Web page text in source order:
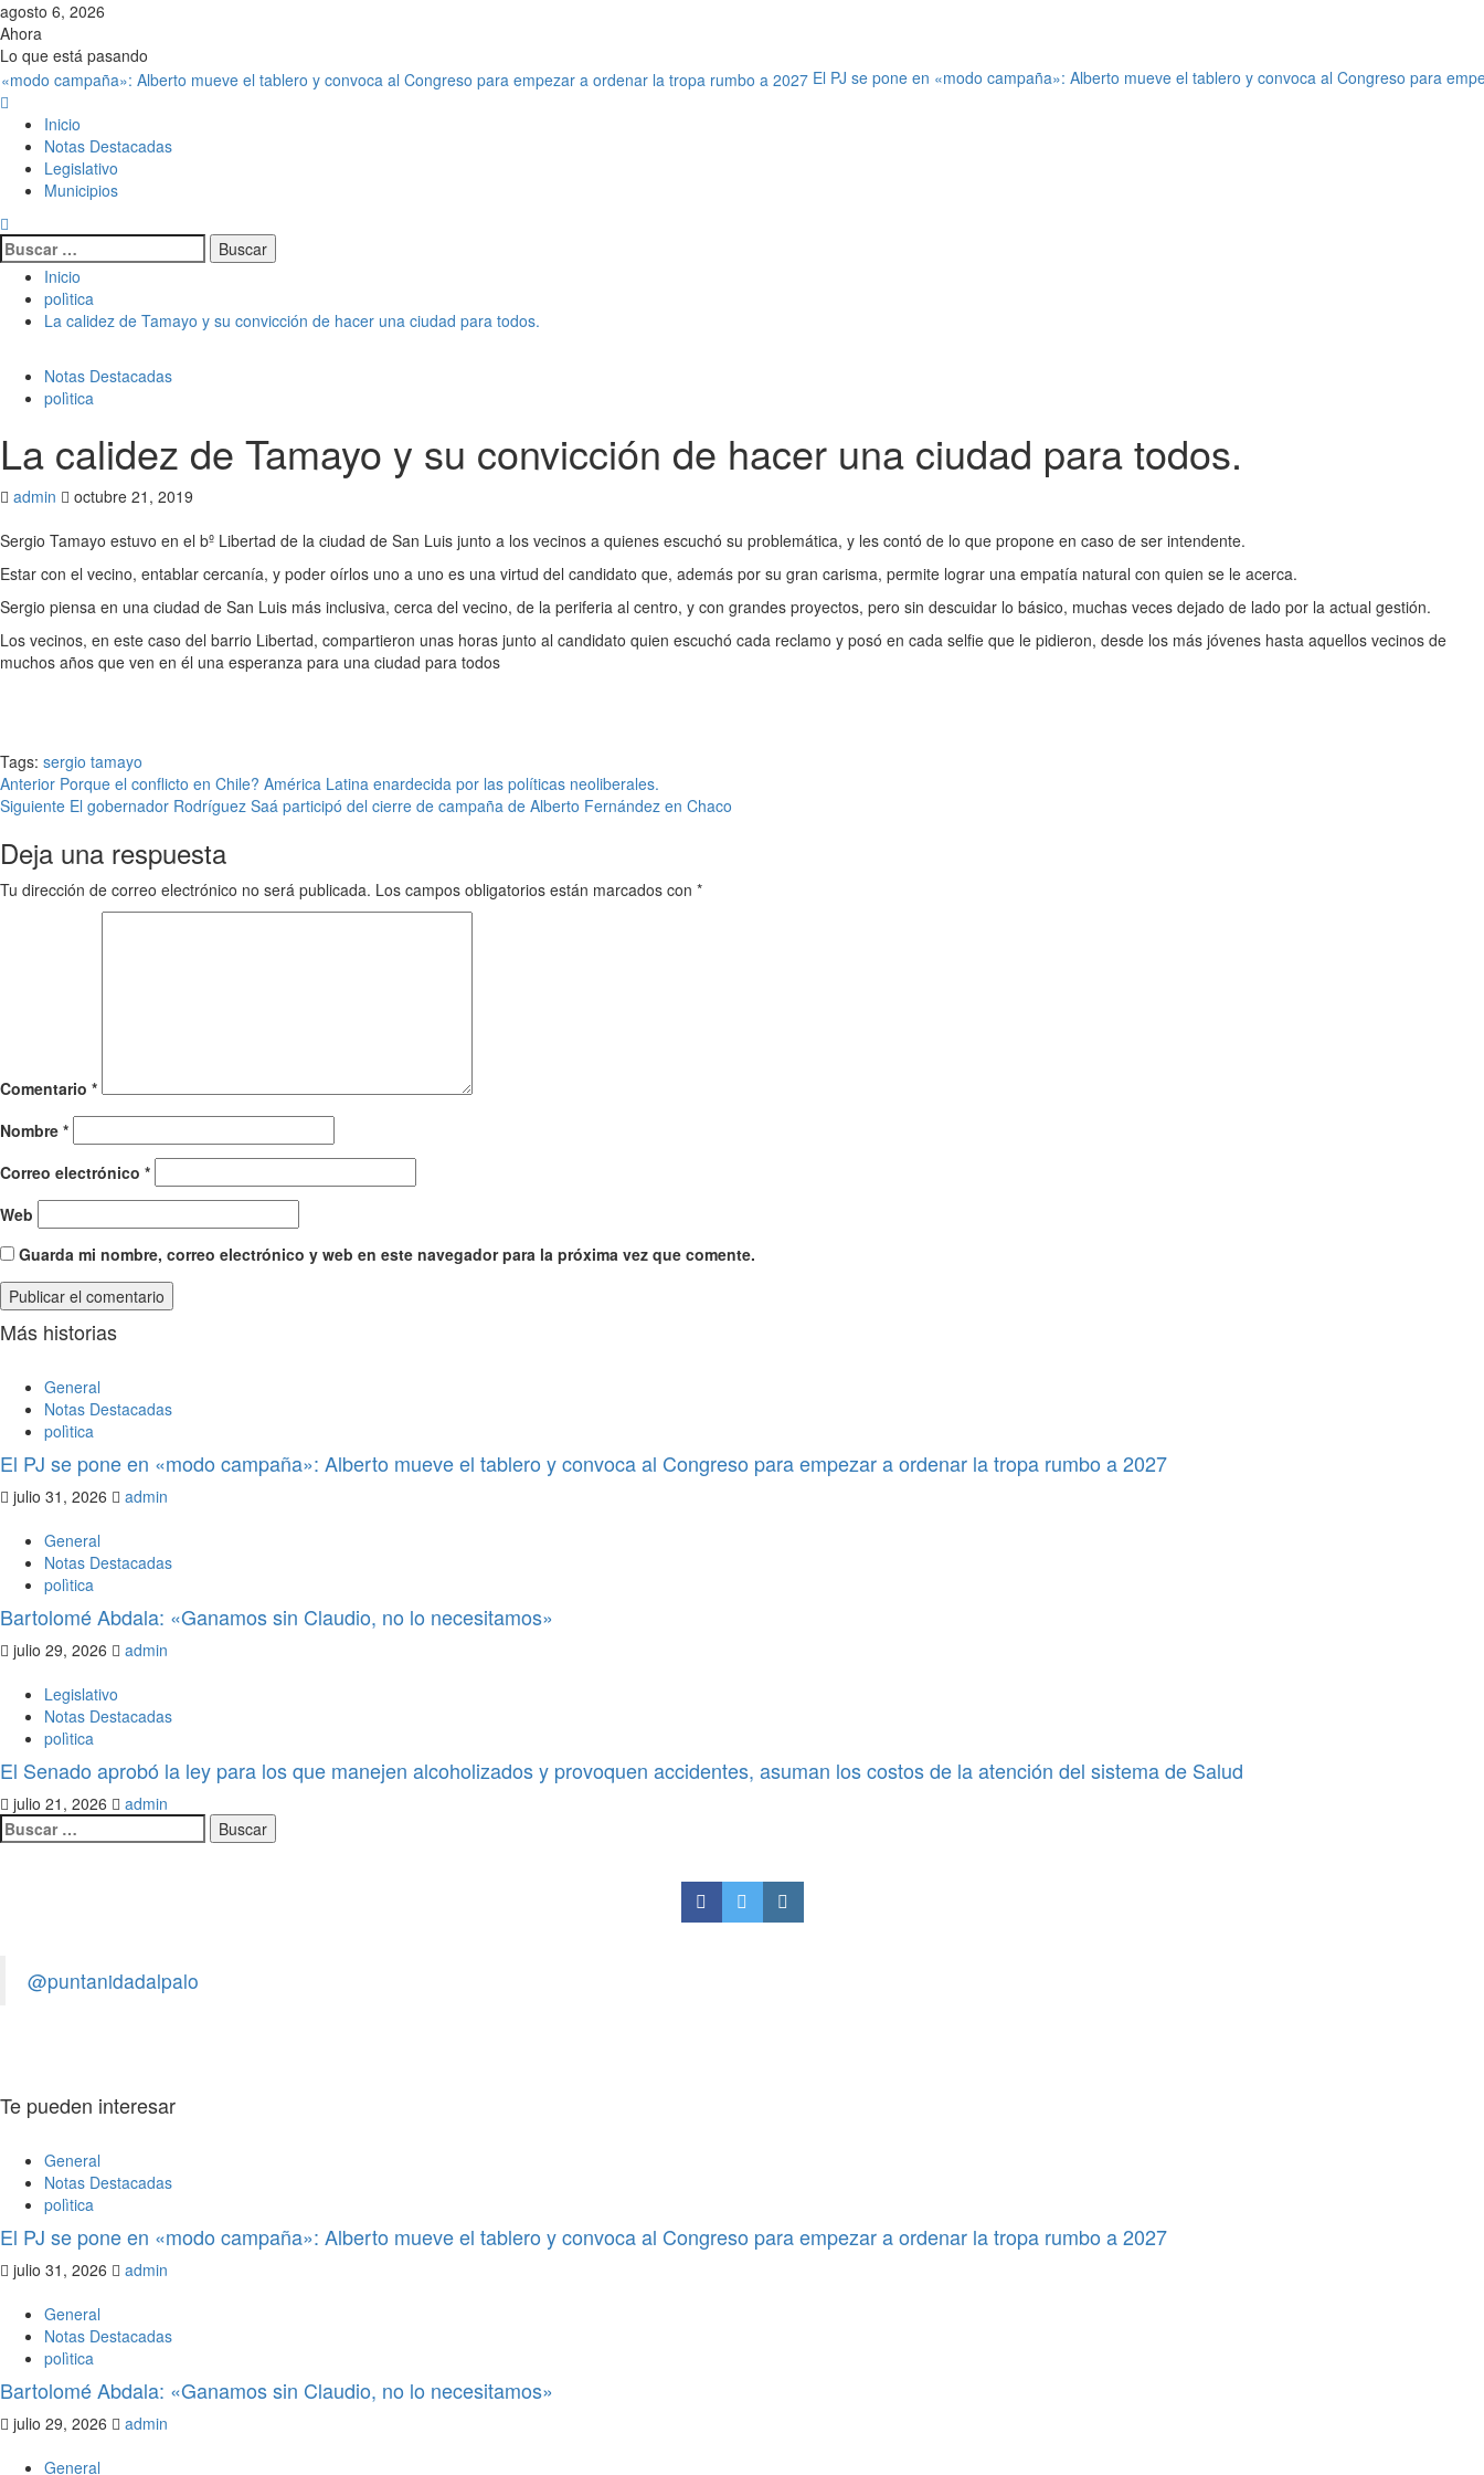
agosto 6, 2026
Ahora
Lo que está pasando
El PJ se pone en «modo campaña»: Alberto mueve el tablero y convoca al Congreso para
Inicio
Notas Destacadas
Legislativo
Municipios
Inicio
polìtica
La calidez de Tamayo y su convicción de hacer una ciudad para todos.
Notas Destacadas
polìtica
La calidez de Tamayo y su convicción de hacer una ciudad para todos.
admin
octubre 21, 2019
Sergio Tamayo estuvo en el bº Libertad de la ciudad de San Luis junto a los vecinos a quienes escuchó su problemática, y les contó de lo que propone en caso de ser intendente.
Estar con el vecino, entablar cercanía, y poder oírlos uno a uno es una virtud del candidato que, además por su gran carisma, permite lograr una empatía natural con quien se le acerca.
Sergio piensa en una ciudad de San Luis más inclusiva, cerca del vecino, de la periferia al centro, y con grandes proyectos, pero sin descuidar lo básico, muchas veces dejado de lado por la actual gestión.
Los vecinos, en este caso del barrio Libertad, compartieron unas horas junto al candidato quien escuchó cada reclamo y posó en cada selfie que le pidieron, desde los más jóvenes hasta aquellos vecinos de
muchos años que ven en él una esperanza para una ciudad para todos
Tags: sergio tamayo
Anterior Porque el conflicto en Chile? América Latina enardecida por las políticas neoliberales.
Siguiente El gobernador Rodríguez Saá participó del cierre de campaña de Alberto Fernández en Chaco
Deja una respuesta
Tu dirección de correo electrónico no será publicada. Los campos obligatorios están marcados con *
Comentario *
Nombre *
Correo electrónico *
Web
Guarda mi nombre, correo electrónico y web en este navegador para la próxima vez que comente.
Más historias
General
Notas Destacadas
polìtica
El PJ se pone en «modo campaña»: Alberto mueve el tablero y convoca al Congreso para empezar a ordenar la tropa rumbo a 2027
julio 31, 2026
admin
General
Notas Destacadas
polìtica
Bartolomé Abdala: «Ganamos sin Claudio, no lo necesitamos»
julio 29, 2026
admin
Legislativo
Notas Destacadas
polìtica
El Senado aprobó la ley para los que manejen alcoholizados y provoquen accidentes, asuman los costos de la atención del sistema de Salud
julio 21, 2026 admin
@puntanidadalpalo
Legislativo Notas Destacadas polìtica
El Senado aprobó la ley para los que manejen alcoholizados y
provoquen accidentes, asuman los costos de la atención del sistema
de Salud
Te pueden interesar
General
Notas Destacadas
polìtica
El PJ se pone en «modo campaña»: Alberto mueve el tablero y convoca al Congreso para empezar a ordenar la tropa rumbo a 2027
julio 31, 2026
admin
General
Notas Destacadas
polìtica
Bartolomé Abdala: «Ganamos sin Claudio, no lo necesitamos»
julio 29, 2026
admin
General